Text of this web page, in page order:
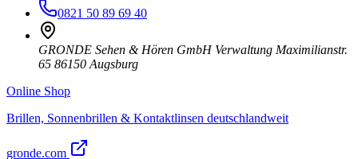
0821 50 89 69 40
GRONDE Sehen & Hören GmbH Verwaltung Maximilianstr.
65 86150 Augsburg
Online Shop
Brillen, Sonnenbrillen & Kontaktlinsen deutschlandweit
gronde.com